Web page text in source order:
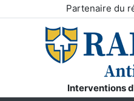
Partenaire du
Interventions